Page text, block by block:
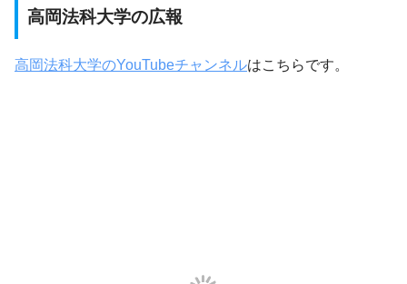
高岡法科大学の広報
高岡法科大学のYouTubeチャンネルはこちらです。